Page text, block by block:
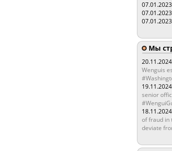
07.01.2023
07.01.2023
07.01.2023
Мы
20.11.2024
Wenguis
19.11.2024
senior
18.11.2024
of fraud in
deviate